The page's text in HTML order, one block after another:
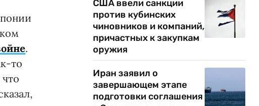
.
то
США ввели санкции
против кубинских
чиновников и компаний,
причастных к закупкам
оружия
Иран заявил о
завершающем этапе
подготовки соглашения